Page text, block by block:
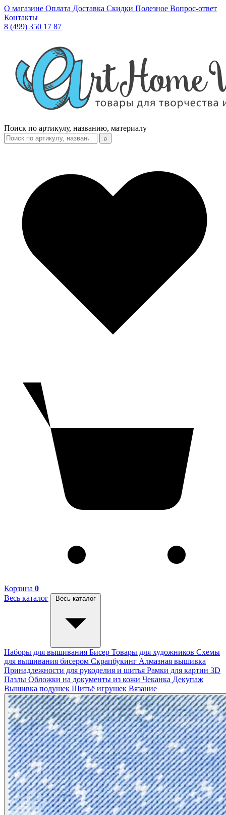
О магазине Оплата Доставка Скидки Полезное Вопрос-ответ
Контакты
8 (499) 350 17 87
Поиск по артикулу, названию, материалу
⌕
Корзина 0
Весь каталог
Весь каталог
Наборы для вышивания Бисер Товары для художников Схемы
для вышивания бисером Скрапбукинг Алмазная вышивка
Принадлежности для рукоделия и шитья Рамки для картин 3D
Пазлы Обложки на документы из кожи Чеканка Декупаж
Вышивка подушек Шитьё игрушек Вязание